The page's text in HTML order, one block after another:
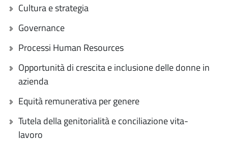
Cultura e strategia
Governance
Processi Human Resources
Opportunità di crescita e inclusione delle donne in
azienda
Equità remunerativa per genere
Tutela della genitorialità e conciliazione vita-
lavoro